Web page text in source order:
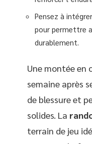
Pensez à
pour permettre
durablement.
Une montée en
semaine après
de blessure et
solides. La
terrain de jeu